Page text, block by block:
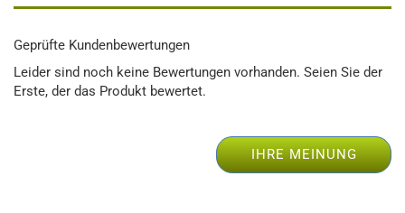
Geprüfte Kundenbewertungen
Leider sind noch keine Bewertungen vorhanden. Seien Sie der
Erste, der das Produkt bewertet.
IHRE MEINUNG